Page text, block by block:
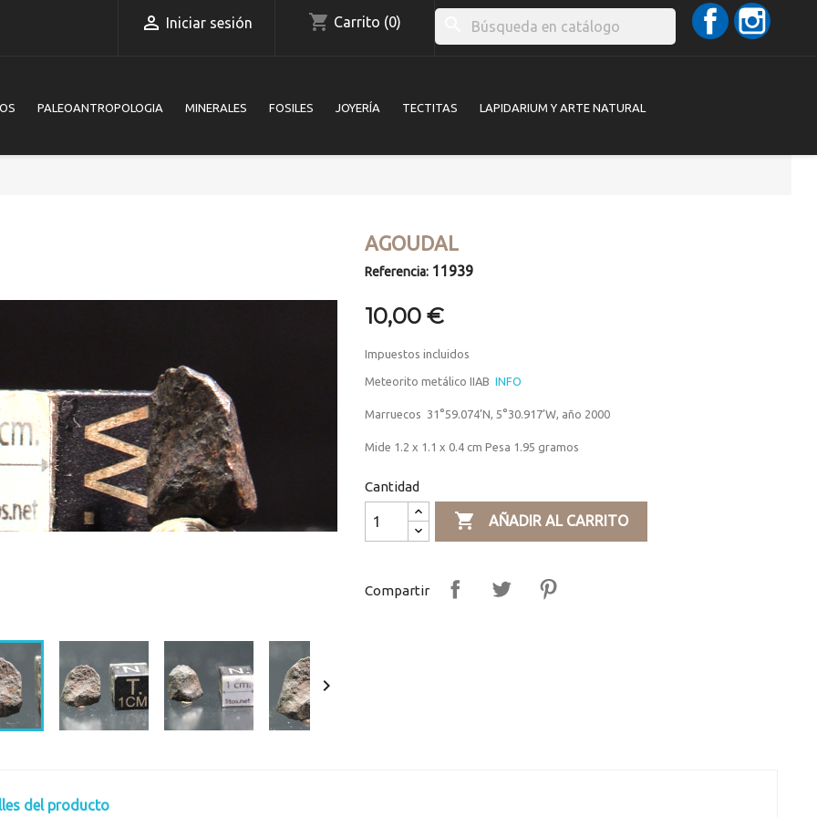
 Iniciar sesión shopping_cart Carrito (0)
Facebook
PALEOANTROPOLOGIA MINERALES FOSILES JOYERÍA TECTITAS LAPIDARIUM Y ARTE NATURAL

AGOUDAL
Referencia: 11939
10,00 €
Impuestos incluidos
Meteorito metálico IIAB INFO
Marruecos 31°59.074’N, 5°30.917’W, año 2000
Mide 1.2 x 1.1 x 0.4 cm Pesa 1.95 gramos
Cantidad
 AÑADIR AL CARRITO
Compartir
del producto